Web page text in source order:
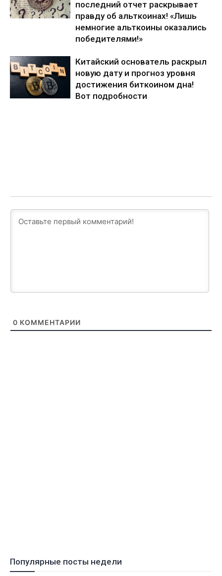
последний отчет раскрывает
правду об альткоинах! «Лишь
немногие альткоины оказались
победителями!»
Китайский основатель раскрыл
новую дату и прогноз уровня
достижения биткоином дна!
Вот подробности
0 КОММЕНТАРИИ
Популярные посты недели